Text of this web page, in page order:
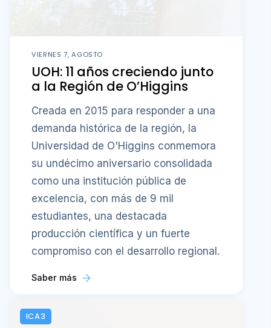
VIERNES 7, AGOSTO
UOH: 11 años creciendo junto
a la Región de O’Higgins
Creada en 2015 para responder a una
demanda histórica de la región, la
Universidad de O'Higgins conmemora
su undécimo aniversario consolidada
como una institución pública de
excelencia, con más de 9 mil
estudiantes, una destacada
producción científica y un fuerte
compromiso con el desarrollo regional.
Saber más
ICA3